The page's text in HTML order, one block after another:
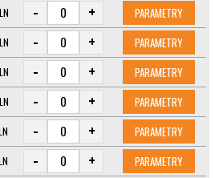
- + PARAMETRY
- + PARAMETRY
- + PARAMETRY
- + PARAMETRY
- + PARAMETRY
- + PARAMETRY